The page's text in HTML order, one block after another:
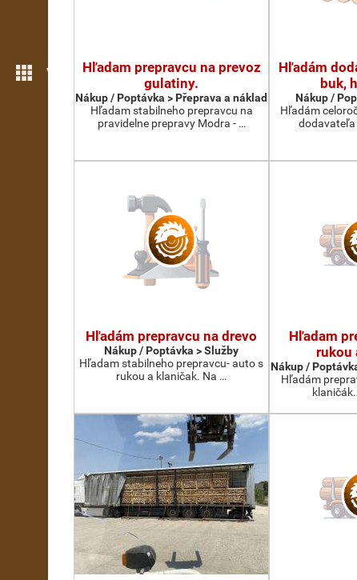
Více možností
Hľadam prepravcu na prevoz
gulatiny.
Nákup / Poptávka > Přeprava a náklad
Hľadam stabilneho prepravcu na
pravidelne prepravy Modra - …
Hľadám
buk,
Nákup /
Hľadám
dodavateľa
Hľadám prepravcu na drevo
Nákup / Poptávka > Služby
Hľadam stabilneho prepravcu- auto s
rukou a klaničak. Na …
Hľadam
rukou
Nákup /
Hľadám